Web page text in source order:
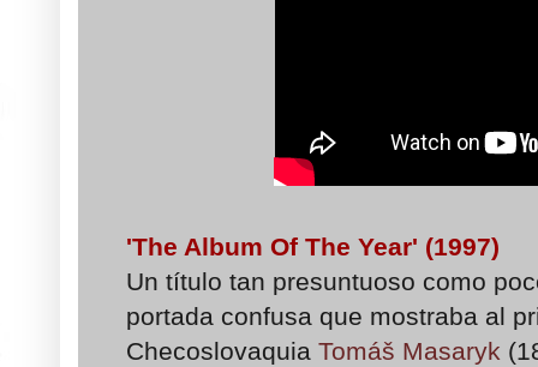
'The Album Of The Year' (1997)
Un título tan presuntuoso como
portada confusa que mostraba al
Checoslovaquia Tomáš Masaryk